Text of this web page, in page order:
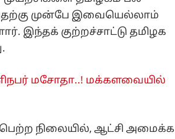
முன்பே இவையெல்லாம்
இந்தக் குற்றச்சாட்டு தமிழக
மசோதா..! மக்களவையில்
பெற்ற நிலையில், ஆட்சி அமைக்க